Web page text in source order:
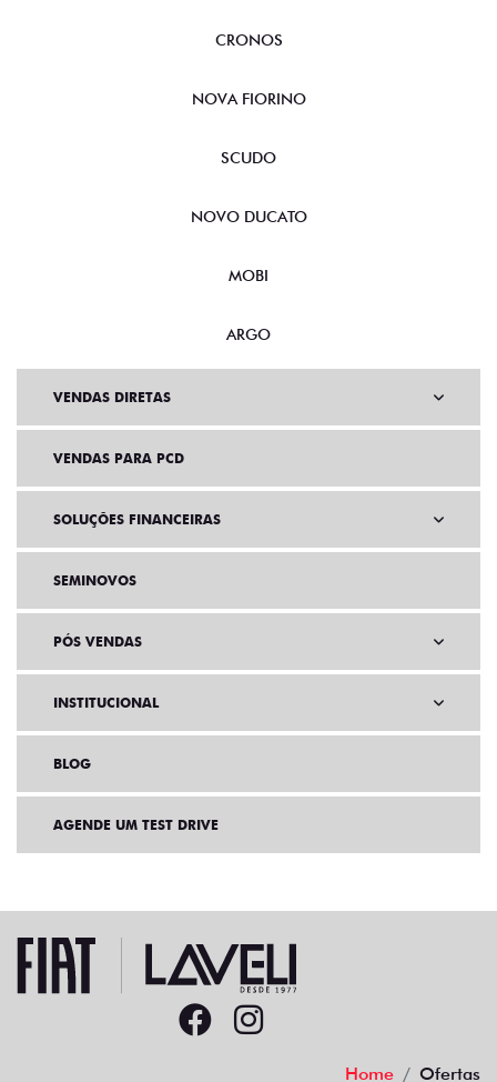
CRONOS
NOVA FIORINO
SCUDO
NOVO DUCATO
MOBI
ARGO
VENDAS DIRETAS
VENDAS PARA PCD
SOLUÇÕES FINANCEIRAS
SEMINOVOS
PÓS VENDAS
INSTITUCIONAL
BLOG
AGENDE UM TEST DRIVE
Home Ofertas